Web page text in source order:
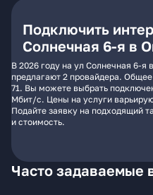
Подключить
Солнечная 6-я в
В 2026 году на ул Солнечная 6-
предлагают 2 провайдера.
71. Вы можете выбрать
Мбит/с. Цены на услуги
Подайте заявку на подходящий
и стоимость.
Часто задаваемые